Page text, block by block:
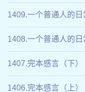
1409.一个普通人的日
1408.一个普通人的日
1407.完本感言（下）
1406.完本感言（上）